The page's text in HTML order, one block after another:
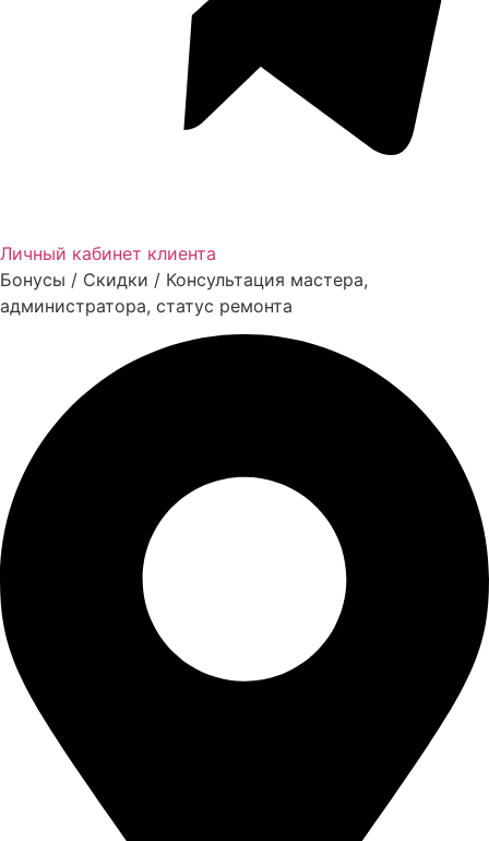
Личный кабинет клиента
Бонусы / Скидки / Консультация мастера,
администратора, статус ремонта